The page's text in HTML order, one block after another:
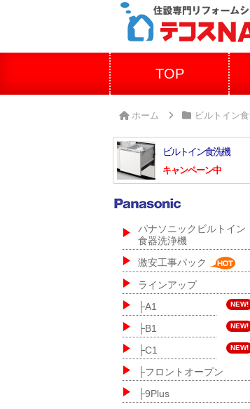
TOP
ホーム ビルトイン
ビルトイン食洗機
キャンペーン中
パナソニックビルトイン
食器洗浄機
激安工事パック
ラインアップ
├A1
NEW!
├B1 NEW!
├C1 NEW!
├フロントオープン
├9Plus